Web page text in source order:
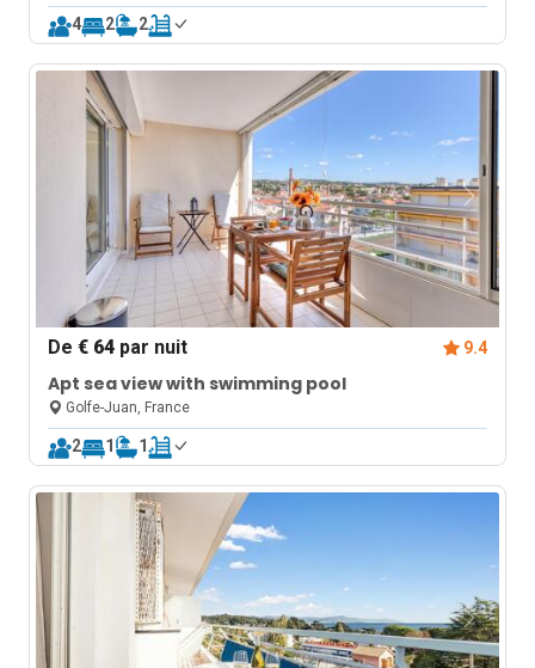
4 2 2
De€ 64 par nuit 9.4
Apt sea view with swimming pool
Golfe-Juan, France
2 1 1